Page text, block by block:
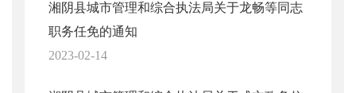
湘阴县城市管理和综合执法局关于龙畅等同志
职务任免的通知
2023-02-14